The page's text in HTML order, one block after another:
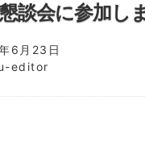
談会に参加し
6月23日
editor